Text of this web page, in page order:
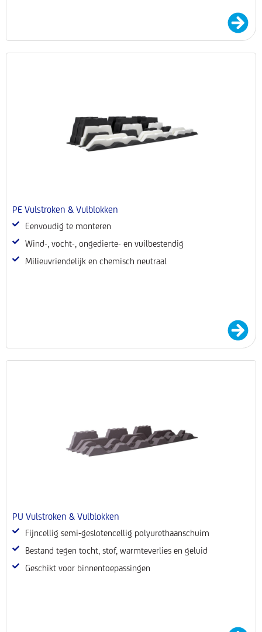
PE Vulstroken & Vulblokken
Eenvoudig te monteren
Wind-, vocht-, ongedierte- en vuilbestendig
Milieuvriendelijk en chemisch neutraal
PU Vulstroken & Vulblokken
Fijncellig semi-geslotencellig polyurethaanschuim
Bestand tegen tocht, stof, warmteverlies en geluid
Geschikt voor binnentoepassingen